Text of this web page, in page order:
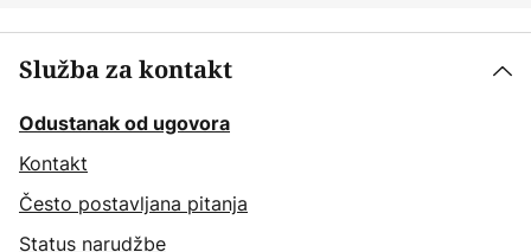
Služba za kontakt
Odustanak od ugovora
Kontakt
Često postavljana pitanja
Status narudžbe